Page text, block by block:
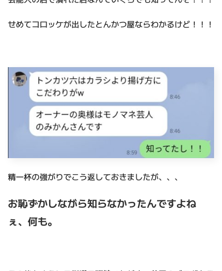
せめてコロッケが出したとんかつ屋ならわかるけど！！！
精一杯の強がりでこう返しておきましたが、、、
お恥ずかしながら知らなかったんですよね
ぇ、何も。